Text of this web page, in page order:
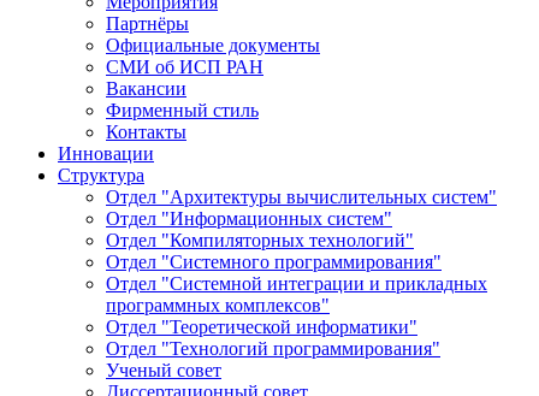
Партнёры
Официальные документы
СМИ об ИСП РАН
Вакансии
Фирменный стиль
Контакты
Инновации
Структура
Отдел "Архитектуры вычислительных систем"
Отдел "Информационных систем"
Отдел "Компиляторных технологий"
Отдел "Системного программирования"
Отдел "Системной интеграции и прикладных
программных комплексов"
Отдел "Теоретической информатики"
Отдел "Технологий программирования"
Ученый совет
Диссертационный совет